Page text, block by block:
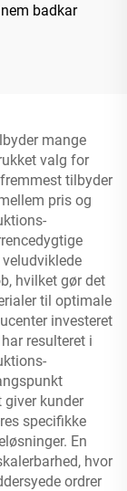
badkar
mange
valg for
tilbyder
pris og
hvilket gør det
til optimale
investeret
resulteret i
kunder
specifikke
En
hvor
ordrer